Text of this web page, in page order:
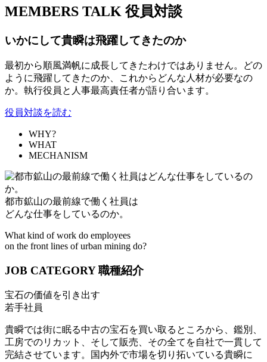
MEMBERS TALK 役員対談
いかにして貴瞬は飛躍してきたのか
最初から順風満帆に成長してきたわけではありません。どの
ように飛躍してきたのか、これからどんな人材が必要なの
か。執行役員と人事最高責任者が語り合います。
役員対談を読む
WHY?
WHAT
MECHANISM
都市鉱山の最前線で働く社員は
どんな仕事をしているのか。
What kind of work do employees
on the front lines of urban mining do?
JOB CATEGORY 職種紹介
宝石の価値を引き出す
若手社員
貴瞬では街に眠る中古の宝石を買い取るところから、鑑別、
工房でのリカット、そして販売、その全てを自社で一貫して
完結させています。国内外で市場を切り拓いている貴瞬に